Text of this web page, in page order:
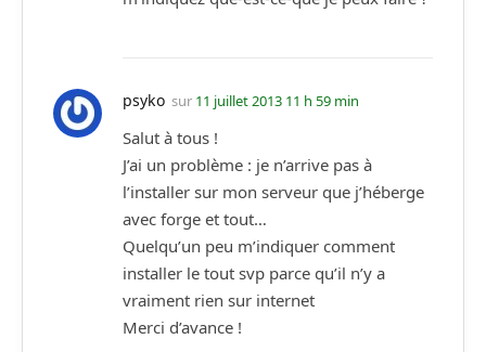
psyko sur 11 juillet 2013 11 h 59 min
Salut à tous !
J’ai un problème : je n’arrive pas à
l’installer sur mon serveur que j’héberge
avec forge et tout…
Quelqu’un peu m’indiquer comment
installer le tout svp parce qu’il n’y a
vraiment rien sur internet
Merci d’avance !